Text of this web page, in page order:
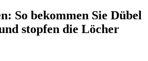
So bekommen Sie Dübel
stopfen die Löcher